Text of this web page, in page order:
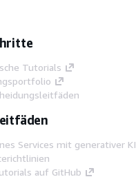
Tutorials
Services mit generativer KI
auf GitHub